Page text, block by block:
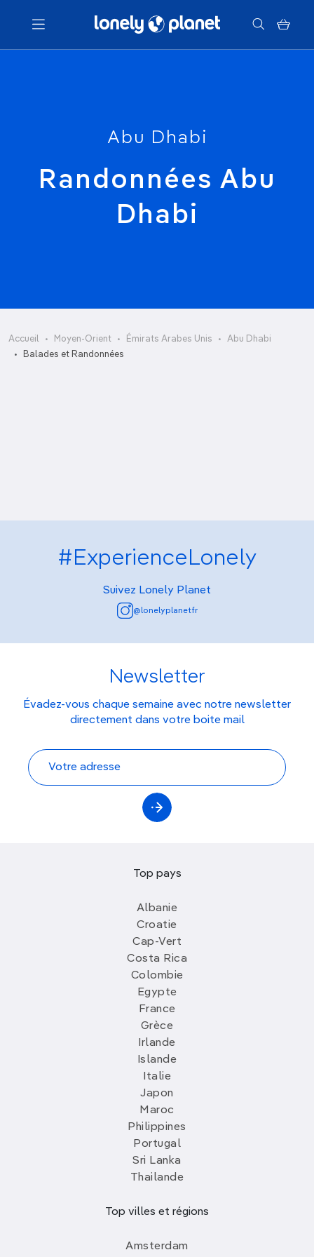
Menu
Abu Dhabi
Randonnées Abu
Dhabi
Accueil Moyen-Orient Émirats Arabes Unis
Abu Dhabi
Balades et Randonnées
#ExperienceLonely
Suivez Lonely Planet
@lonelyplanetfr
Newsletter
Évadez-vous chaque semaine avec notre newsletter
directement dans votre boite mail
Top pays
Albanie
Croatie
Cap-Vert
Costa Rica
Colombie
Egypte
France
Grèce
Irlande
Islande
Italie
Japon
Maroc
Philippines
Portugal
Sri Lanka
Thailande
Top villes et régions
Amsterdam